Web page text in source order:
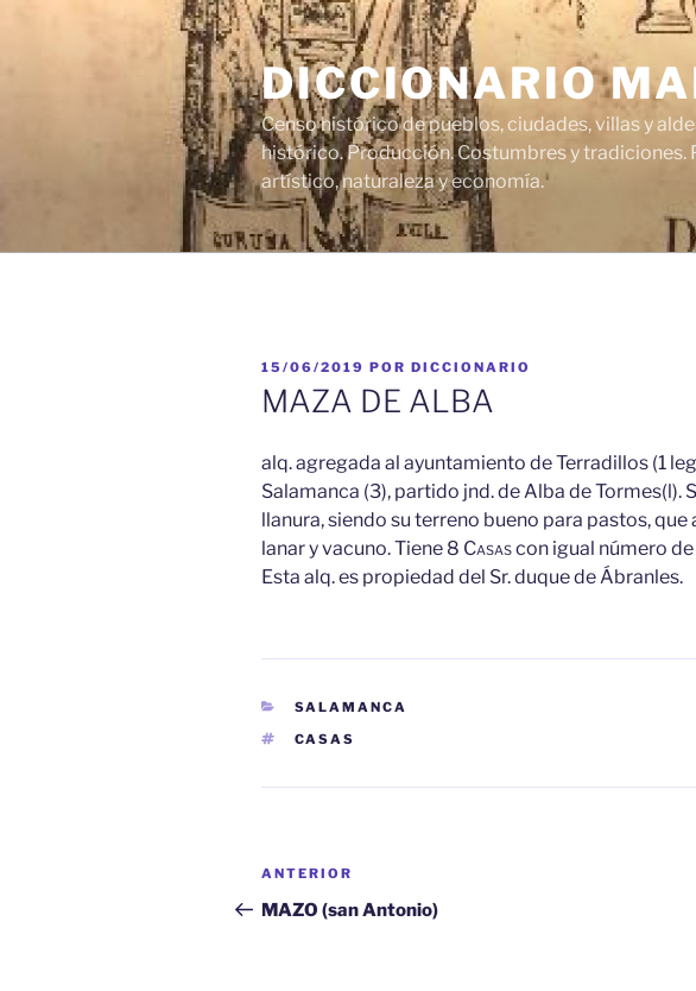
DICCIONARIO
Censo histórico de pueblos, ciudades, villas y
histórico. Producción. Costumbres y tradiciones.
artístico, naturaleza y economía.
PUBLICADO
EL
15/06/2019 POR DICCIONARIO
MAZA DE ALBA
alq. agregada al ayuntamiento de Terradillos (1
Salamanca (3), partido jnd. de Alba de Tormes(l).
llanura, siendo su terreno bueno para pastos,
lanar y vacuno. Tiene 8 Casascon igual número
Esta alq. es propiedad del Sr. duque de Ábranles.
CATEGORÍAS
SALAMANCA
ETIQUETAS
CASAS
Navegación
de
Entrada
anterior:
ANTERIOR
MAZO (san Antonio)